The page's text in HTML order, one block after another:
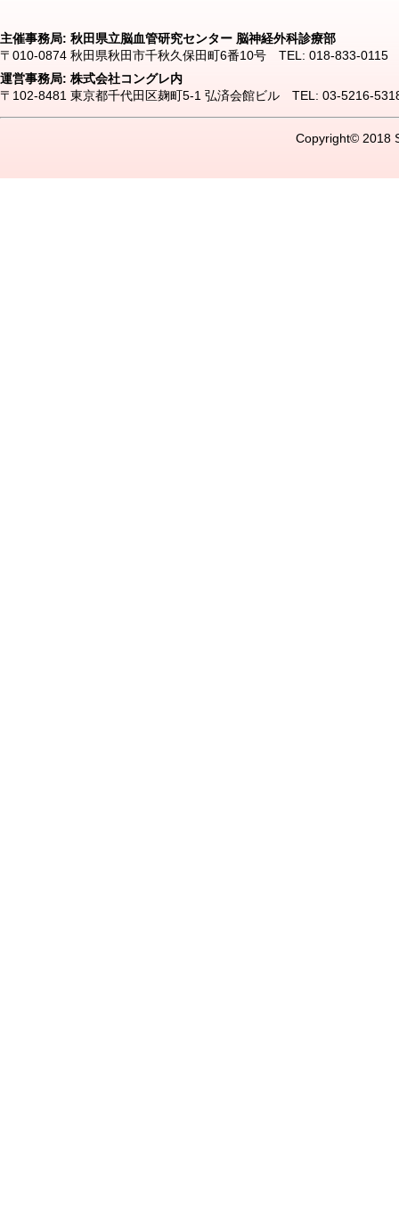
主催事務局: 秋田県立脳血管研究センター 脳神経外科診療部
〒010-0874 秋田県秋田市千秋久保田町6番10号 TEL: 018-833-
運営事務局: 株式会社コングレ内
〒102-8481 東京都千代田区麹町5-1 弘済会館ビル TEL: 03-5216-
Copyright© 2018